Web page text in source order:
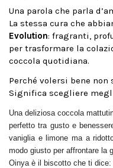
Una parola che parla
La stessa cura che
Evolution: fragranti,
per trasformare la
coccola quotidiana.
Perché volersi bene
Significa scegliere
Una deliziosa coccola
perfetto tra gusto e
vaniglia e limone ma a
modo giusto per affrontare la
Oinya è il biscotto che ti dice: